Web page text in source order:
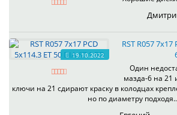
19.10.2022
RST R057 7x17
Один
мазда-6 на 21
ключи на 21 сдирают краску в колодцах
но по диаметру подходя..